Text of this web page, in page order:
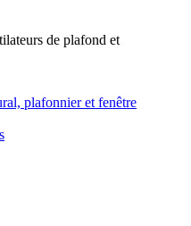
de plafond et
plafonnier et fenêtre